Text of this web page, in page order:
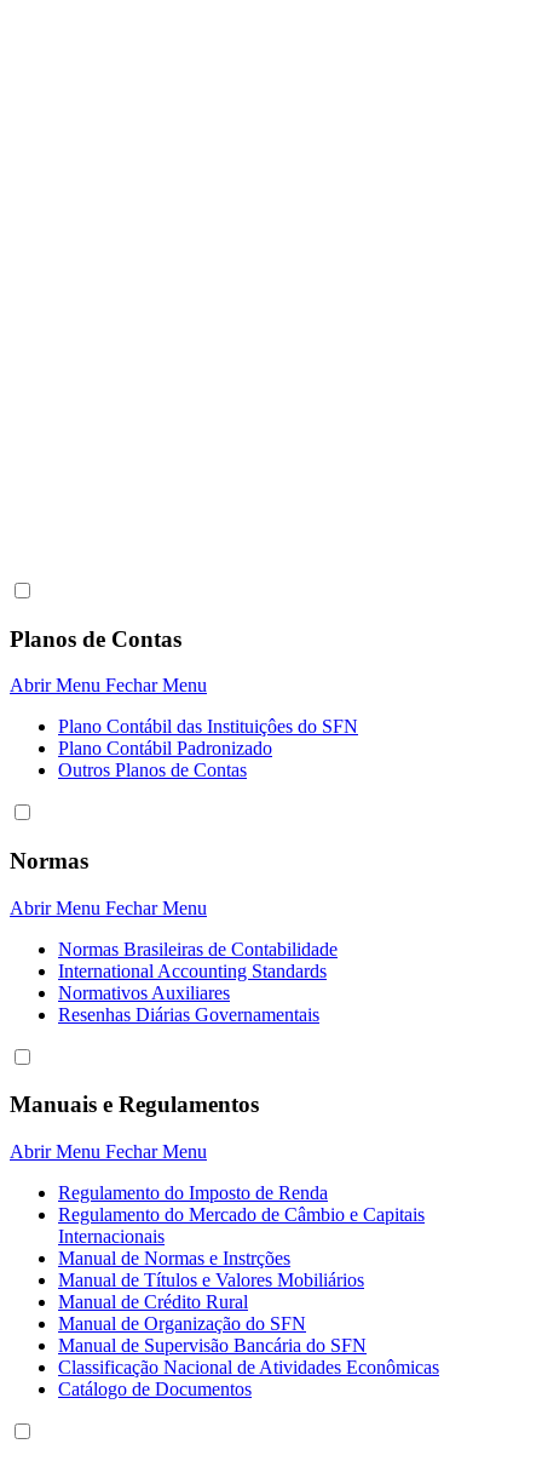
Planos de Contas
Abrir Menu Fechar Menu
Plano Contábil das Instituiçôes do SFN
Plano Contábil Padronizado
Outros Planos de Contas
Normas
Abrir Menu Fechar Menu
Normas Brasileiras de Contabilidade
International Accounting Standards
Normativos Auxiliares
Resenhas Diárias Governamentais
Manuais e Regulamentos
Abrir Menu Fechar Menu
Regulamento do Imposto de Renda
Regulamento do Mercado de Câmbio e Capitais
Internacionais
Manual de Normas e Instrções
Manual de Títulos e Valores Mobiliários
Manual de Crédito Rural
Manual de Organização do SFN
Manual de Supervisão Bancária do SFN
Classificação Nacional de Atividades Econômicas
Catálogo de Documentos